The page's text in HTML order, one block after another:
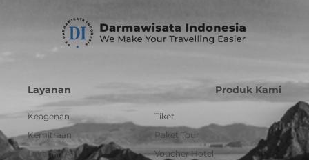
Layanan
Keagenan
Kemitraan
Layanan API
Produk Kami
Tiket
Paket Tour
Voucher Hotel